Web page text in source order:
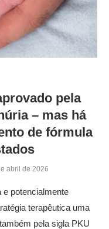
pela
– mas há
de fórmula
abril de 2026
e potencialmente
terapêutica uma
pela sigla PKU